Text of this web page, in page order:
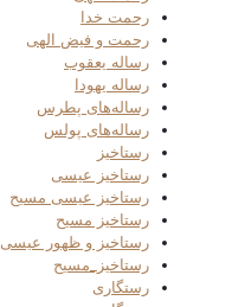
رحمت خدا
رحمت و فیض الهی
رساله یعقوب
رساله یهودا
رساله‌های پطرس
رساله‌های پولس
رستاخیز
رستاخیز عیسی
رستاخیز عیسی مسیح
رستاخیز مسیح
رستاخیز و ظهور عیسی
رستاخیز_مسیح
رستگاری